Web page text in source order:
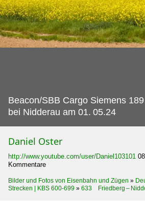
Beacon/SBB Cargo Siemens
bei Nidderau am 01. 05.24
Daniel Oster
http://www.youtube.com/user/Daniel103101
Kommentare
Bilder und Fotos von Eisenbahn und Zügen »
Strecken | KBS 600-699 » 633 Friedberg –